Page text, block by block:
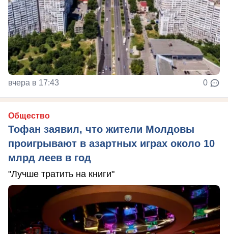
вчера в 17:43 0
Общество
Тофан заявил, что жители Молдовы
проигрывают в азартных играх около 10
млрд леев в год
"Лучше тратить на книги"